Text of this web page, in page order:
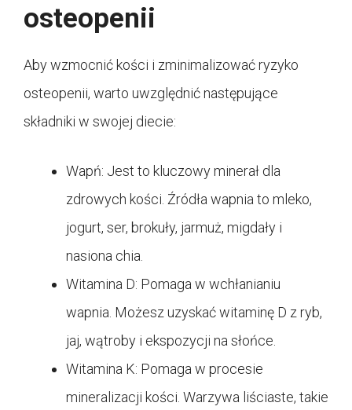
osteopenii
Aby wzmocnić kości i zminimalizować ryzyko
osteopenii, warto uwzględnić następujące
składniki w swojej diecie:
Wapń: Jest to kluczowy minerał dla
zdrowych kości. Źródła wapnia to mleko,
jogurt, ser, brokuły, jarmuż, migdały i
nasiona chia.
Witamina D: Pomaga w wchłanianiu
wapnia. Możesz uzyskać witaminę D z ryb,
jaj, wątroby i ekspozycji na słońce.
Witamina K: Pomaga w procesie
mineralizacji kości. Warzywa liściaste, takie